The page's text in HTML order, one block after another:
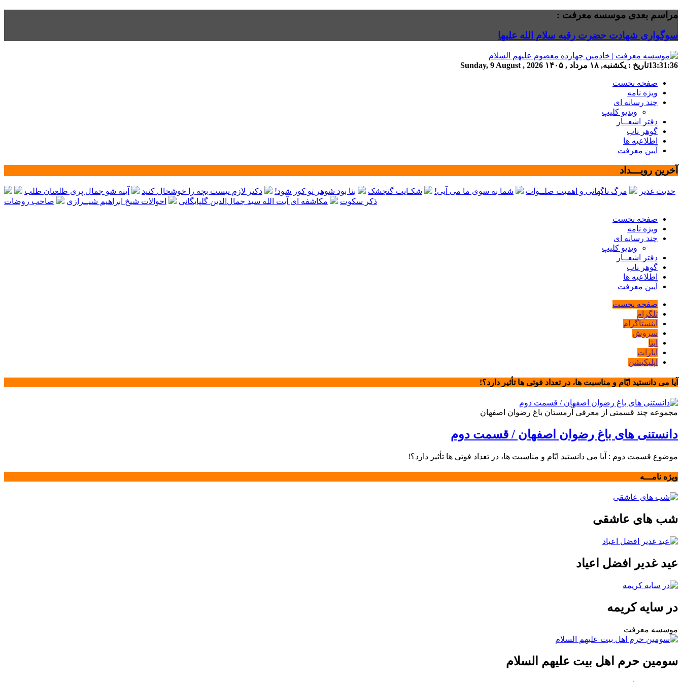
مراسم بعدی موسسه معرفت :
سوگواری شهادت حضرت رقیه سلام الله علیها
13:31:37تاریخ : یکشنبه, ۱۸ مرداد , ۱۴۰۵ Sunday, 9 August , 2026
صفحه نخست
ویژه نامه
چند رسانه ای
ویدیو کلیپ
دفتر اشعــار
گوهر ناب
اطلاعیه ها
آیین معرفت
آخرین رویـــداد
حدیث غدیر مرگ ناگهانی و اهمیت صلــوات شما به سوی ما می آیی! شکـایت گنجشک بنا بود شوهر تو کور شود! دکتر لازم نیست بچه را خوشحال کنید
آینه شو جمال پری طلعتان طلب
ذکر سکوت
مکاشفه ای آیت الله سید جمال‌الدین گلپایگانی احوالات شیخ ابراهیم شیــرازی صاحب روضات
صفحه نخست
ویژه نامه
چند رسانه ای
ویدیو کلیپ
دفتر اشعــار
گوهر ناب
اطلاعیه ها
آیین معرفت
صفحه نخست
تلگرام
اینستاگرام
سروش
ایتا
آپارات
اپلیکیشن
آيا مى دانستيد ايّام و مناسبت ها، در تعداد فوتى ها تأثیر دارد؟!
مجموعه چند قسمتی از معرفی آرمستان باغ رضوان اصفهان
دانستنی های باغ رضوان اصفهان / قسمت دوم
موضوع قسمت دوم : آيا مى دانستيد ايّام و مناسبت ها، در تعداد فوتى ها تأثیر دارد؟!
ویژه نامـــه
شب های عاشقی
عید غدیر افضل اعیاد
در سایه کریمه
موسسه معرفت
سومین حرم اهل بیت علیهم السلام